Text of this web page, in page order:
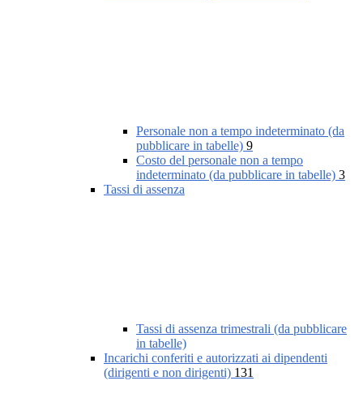
Personale non a tempo indeterminato (da
pubblicare in tabelle) 9
Costo del personale non a tempo
indeterminato (da pubblicare in tabelle) 3
Tassi di assenza
Tassi di assenza trimestrali (da pubblicare
in tabelle)
Incarichi conferiti e autorizzati ai dipendenti
(dirigenti e non dirigenti) 131